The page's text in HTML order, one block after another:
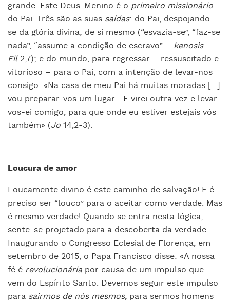
grande. Este Deus-Menino é o primeiro missionário
do Pai. Três são as suas saídas: do Pai, despojando-
se da glória divina; de si mesmo (“esvazia-se”, “faz-se
nada”, “assume a condição de escravo” – kenosis –
Fil2,7); e do mundo, para regressar – ressuscitado e
vitorioso – para o Pai, com a intenção de levar-nos
consigo: «Na casa de meu Pai há muitas moradas [...]
vou preparar-vos um lugar... E virei outra vez e levar-
vos-ei comigo, para que onde eu estiver estejais vós
também» (Jo 14,2-3).
Loucura de amor
Loucamente divino é este caminho de salvação! E é
preciso ser “louco” para o aceitar como verdade. Mas
é mesmo verdade! Quando se entra nesta lógica,
sente-se projetado para a descoberta da verdade.
Inaugurando o Congresso Eclesial de Florença, em
setembro de 2015, o Papa Francisco disse: «A nossa
fé é revolucionária por causa de um impulso que
vem do Espírito Santo. Devemos seguir este impulso
para sairmos de nós mesmos, para sermos homens